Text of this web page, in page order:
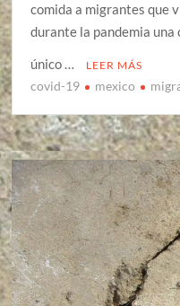
comida a migrantes que
durante la pandemia
único …
LEER MÁS
covid-19 mexico